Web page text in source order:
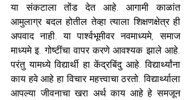
या संकटाला तोंड देत आहे. आगामी काळांत
आमुलाग्र बदल होतील तेव्हा त्याला शिक्षणक्षेत्र ही
अपवाद नाही. या पार्श्वभूमीवर नवमाध्यमे, समाज
माध्यमे इ. गोष्टींचा वापर करणे आवश्यक झाले आहे.
परंतु यामध्ये विद्यार्थी हा केंद्रबिंदु आहे. विद्यार्थ्यांना
काय हवे आहे हा विचार महत्त्वाचा ठरतो. विद्यार्थ्याला
आपल्या जीवनाचा खरा अर्थ काय आहे हे समजून